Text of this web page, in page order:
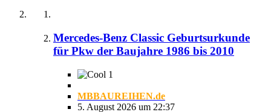
Mercedes-Benz Classic Geburtsurkunde
für Pkw der Baujahre 1986 bis 2010
1
MBBAUREIHEN.de
5. August 2026 um 22:37